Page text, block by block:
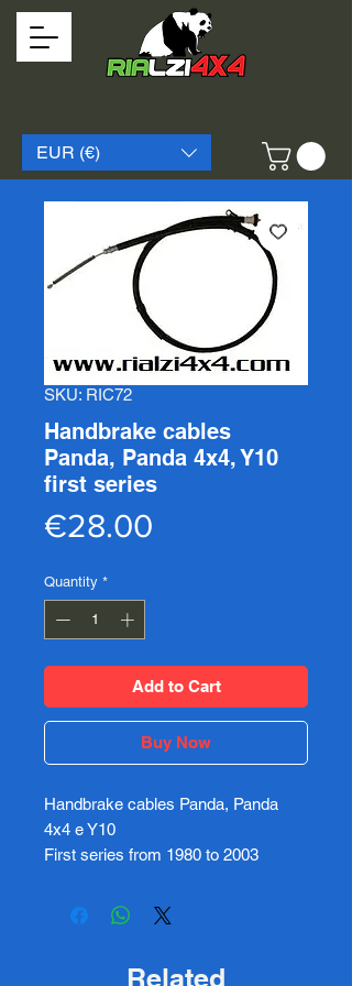
EUR (€)
SKU: RIC72
Handbrake cables
Panda, Panda 4x4, Y10
first series
€28.00
Quantity *
Add to Cart
Buy Now
Handbrake cables Panda, Panda
4x4 e Y10
First series from 1980 to 2003
Related